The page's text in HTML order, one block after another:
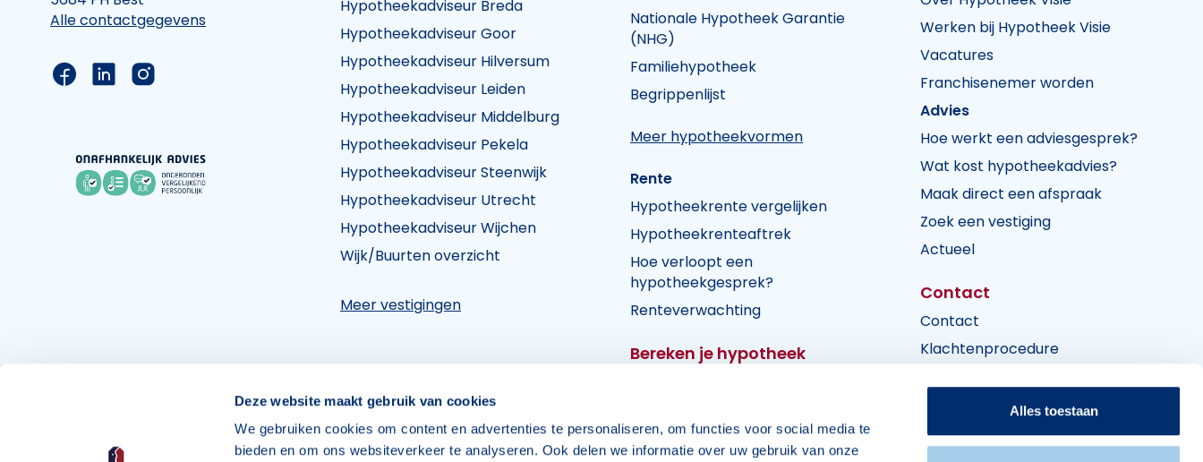
Deze website maakt gebruik van cookies
We gebruiken cookies om content en advertenties te personaliseren, om functies voor social media te
bieden en om ons websiteverkeer te analyseren. Ook delen we informatie over uw gebruik van onze
Alles toestaan
Alle contactgegevens
Link naar de Facebook pagina van Hypotheek Visie
Link naar de LinkedIn pagina van Hypotheek Visie
Link naar de Instagram pagina van Hypotheek Visie
Hypotheekadviseur Breda
Hypotheekadviseur Goor
Hypotheekadviseur Hilversum
Hypotheekadviseur Leiden
Hypotheekadviseur Middelburg
Hypotheekadviseur Pekela
Hypotheekadviseur Steenwijk
Hypotheekadviseur Utrecht
Hypotheekadviseur Wijchen
Wijk/Buurten overzicht
Meer vestigingen
Nationale Hypotheek Garantie
(NHG)
Familiehypotheek
Begrippenlijst
Meer hypotheekvormen
Rente
Hypotheekrente vergelijken
Hypotheekrenteaftrek
Hoe verloopt een
hypotheekgesprek?
Renteverwachting
Bereken je hypotheek
Werken bij Hypotheek Visie
Vacatures
Franchisenemer worden
Advies
Hoe werkt een adviesgesprek?
Wat kost hypotheekadvies?
Maak direct een afspraak
Zoek een vestiging
Actueel
Contact
Contact
Klachtenprocedure
Vind een vestiging